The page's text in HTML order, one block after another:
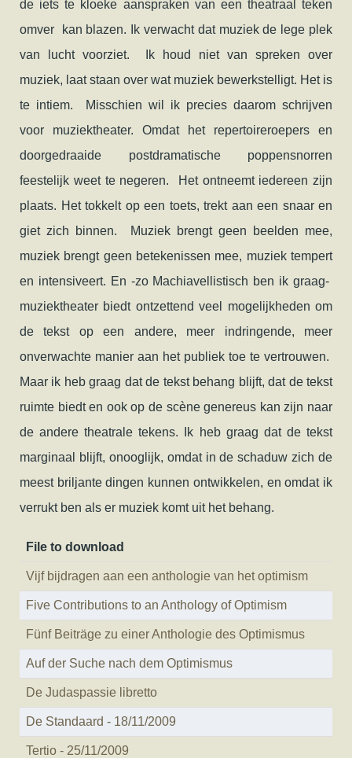
de iets te kloeke aanspraken van een theatraal teken
omver kan blazen. Ik verwacht dat muziek de lege plek
van lucht voorziet. Ik houd niet van spreken over
muziek, laat staan over wat muziek bewerkstelligt. Het is
te intiem. Misschien wil ik precies daarom schrijven
voor muziektheater. Omdat het repertoireroepers en
doorgedraaide postdramatische poppensnorren
feestelijk weet te negeren. Het ontneemt iedereen zijn
plaats. Het tokkelt op een toets, trekt aan een snaar en
giet zich binnen. Muziek brengt geen beelden mee,
muziek brengt geen betekenissen mee, muziek tempert
en intensiveert. En -zo Machiavellistisch ben ik graag-
muziektheater biedt ontzettend veel mogelijkheden om
de tekst op een andere, meer indringende, meer
onverwachte manier aan het publiek toe te vertrouwen.
Maar ik heb graag dat de tekst behang blijft, dat de tekst
ruimte biedt en ook op de scène genereus kan zijn naar
de andere theatrale tekens. Ik heb graag dat de tekst
marginaal blijft, onooglijk, omdat in de schaduw zich de
meest briljante dingen kunnen ontwikkelen, en omdat ik
verrukt ben als er muziek komt uit het behang.
File to download
Vijf bijdragen aan een anthologie van het optimism
Five Contributions to an Anthology of Optimism
Fünf Beiträge zu einer Anthologie des Optimismus
Auf der Suche nach dem Optimismus
De Judaspassie libretto
De Standaard - 18/11/2009
Tertio - 25/11/2009